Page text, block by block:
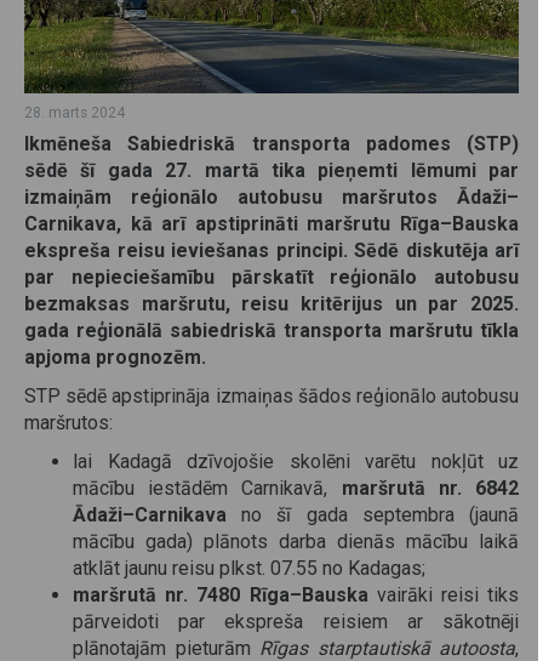
28. marts 2024
Ikmēneša Sabiedriskā transporta padomes (STP)
sēdē šī gada 27. martā tika pieņemti lēmumi par
izmaiņām reģionālo autobusu maršrutos Ādaži–
Carnikava, kā arī apstiprināti maršrutu Rīga–Bauska
ekspreša reisu ieviešanas principi. Sēdē diskutēja arī
par nepieciešamību pārskatīt reģionālo autobusu
bezmaksas maršrutu, reisu kritērijus un par 2025.
gada reģionālā sabiedriskā transporta maršrutu tīkla
apjoma prognozēm.
STP sēdē apstiprināja izmaiņas šādos reģionālo autobusu
maršrutos:
lai Kadagā dzīvojošie skolēni varētu nokļūt uz
mācību iestādēm Carnikavā, maršrutā nr. 6842
Ādaži–Carnikava no šī gada septembra (jaunā
mācību gada) plānots darba dienās mācību laikā
atklāt jaunu reisu plkst. 07.55 no Kadagas;
maršrutā nr. 7480 Rīga–Bauska vairāki reisi tiks
pārveidoti par ekspreša reisiem ar sākotnēji
plānotajām pieturām Rīgas starptautiskā autoosta,